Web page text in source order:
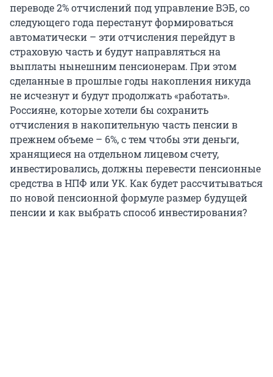
переводе 2% отчислений под управление ВЭБ, со
следующего года перестанут формироваться
автоматически – эти отчисления перейдут в
страховую часть и будут направляться на
выплаты нынешним пенсионерам. При этом
сделанные в прошлые годы накопления никуда
не исчезнут и будут продолжать «работать».
Россияне, которые хотели бы сохранить
отчисления в накопительную часть пенсии в
прежнем объеме – 6%, с тем чтобы эти деньги,
хранящиеся на отдельном лицевом счету,
инвестировались, должны перевести пенсионные
средства в НПФ или УК. Как будет рассчитываться
по новой пенсионной формуле размер будущей
пенсии и как выбрать способ инвестирования?